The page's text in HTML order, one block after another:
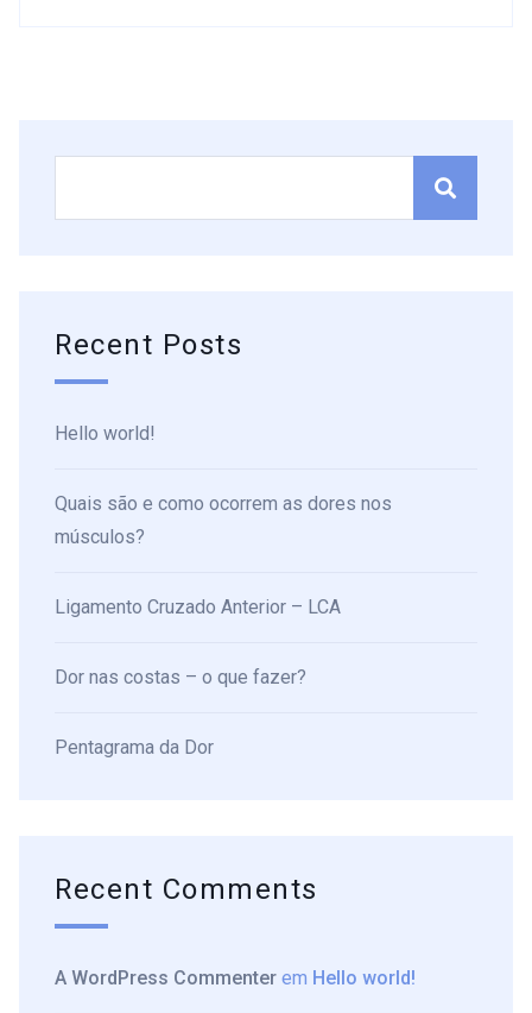
Recent Posts
Hello world!
Quais são e como ocorrem as dores nos
músculos?
Ligamento Cruzado Anterior – LCA
Dor nas costas – o que fazer?
Pentagrama da Dor
Recent Comments
A WordPress Commenter em Hello world!